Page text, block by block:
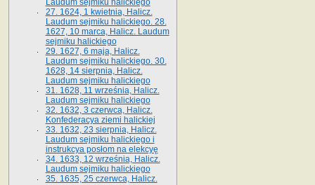
Laudum sejmiku halickiego
27. 1624, 1 kwietnia, Halicz.
Laudum sejmiku halickiego. 28.
1627, 10 marca, Halicz. Laudum
sejmiku halickiego
29. 1627, 6 maja, Halicz.
Laudum sejmiku halickiego. 30.
1628, 14 sierpnia, Halicz.
Laudum sejmiku halickiego
31. 1628, 11 września, Halicz.
Laudum sejmiku halickiego
32. 1632, 3 czerwca, Halicz.
Konfederacya ziemi halickiej
33. 1632, 23 sierpnia, Halicz.
Laudum sejmiku halickiego i
instrukcya posłom na elekcyę
34. 1633, 12 września, Halicz.
Laudum sejmiku halickiego
35. 1635, 25 czerwca, Halicz.